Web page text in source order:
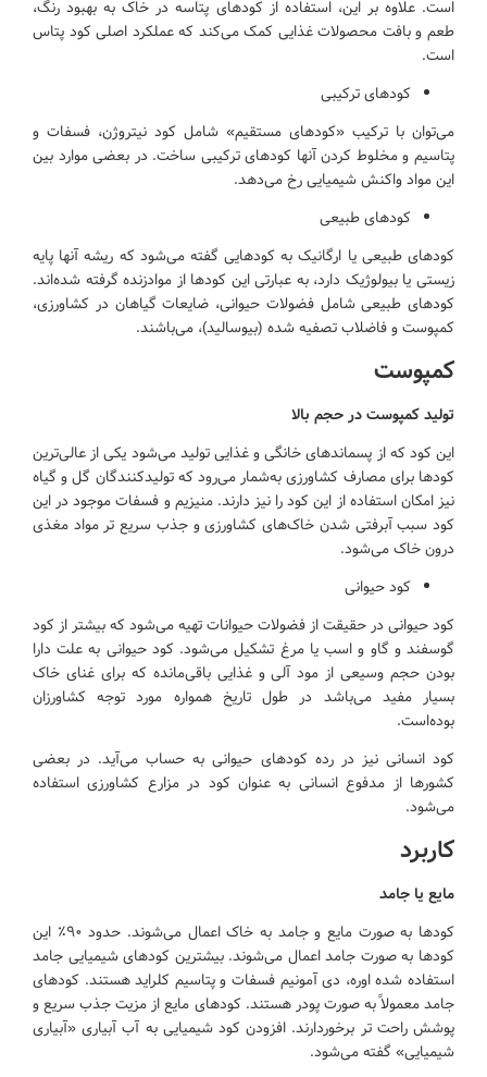
است. علاوه بر این، استفاده از کودهای پتاسه در خاک به بهبود رنگ،
طعم و بافت محصولات غذایی کمک می‌کند که عملکرد اصلی کود پتاس
است.
کودهای ترکیبی
می‌توان با ترکیب «کودهای مستقیم» شامل کود نیتروژن، فسفات و
پتاسیم و مخلوط کردن آنها کودهای ترکیبی ساخت. در بعضی موارد بین
این مواد واکنش شیمیایی رخ می‌دهد.
کودهای طبیعی
کودهای طبیعی یا ارگانیک به کودهایی گفته می‌شود که ریشه آنها پایه
زیستی یا بیولوژیک دارد، به عبارتی این کودها از موادزنده گرفته شده‌اند.
کودهای طبیعی شامل فضولات حیوانی، ضایعات گیاهان در کشاورزی،
کمپوست و فاضلاب تصفیه شده (بیوسالید)، می‌باشند.
کمپوست
تولید کمپوست در حجم بالا
این کود که از پسماندهای خانگی و غذایی تولید می‌شود یکی از عالی‌ترین
کودها برای مصارف کشاورزی به‌شمار می‌رود که تولیدکنندگان گل و گیاه
نیز امکان استفاده از این کود را نیز دارند. منیزیم و فسفات موجود در این
کود سبب آبرفتی شدن خاک‌های کشاورزی و جذب سریع تر مواد مغذی
درون خاک می‌شود.
کود حیوانی
کود حیوانی در حقیقت از فضولات حیوانات تهیه می‌شود که بیشتر از کود
گوسفند و گاو و اسب یا مرغ تشکیل می‌شود. کود حیوانی به علت دارا
بودن حجم وسیعی از مود آلی و غذایی باقی‌مانده که برای غنای خاک
بسیار مفید می‌باشد در طول تاریخ همواره مورد توجه کشاورزان
بوده‌است.
کود انسانی نیز در رده کودهای حیوانی به حساب می‌آید. در بعضی
کشورها از مدفوع انسانی به عنوان کود در مزارع کشاورزی استفاده
می‌شود.
کاربرد
مایع یا جامد
کودها به صورت مایع و جامد به خاک اعمال می‌شوند. حدود ۹۰٪ این
کودها به صورت جامد اعمال می‌شوند. بیشترین کودهای شیمیایی جامد
استفاده شده اوره، دی آمونیم فسفات و پتاسیم کلراید هستند. کودهای
جامد معمولاً به صورت پودر هستند. کودهای مایع از مزیت جذب سریع و
پوشش راحت تر برخوردارند. افزودن کود شیمیایی به آب آبیاری «آبیاری
شیمیایی» گفته می‌شود.